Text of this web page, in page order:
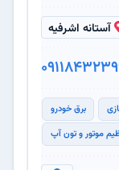
آستانه اشرفیه
برق خودرو
موتور و تون آپ